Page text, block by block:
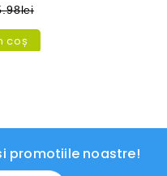
lei
coș
promotiile noastre!